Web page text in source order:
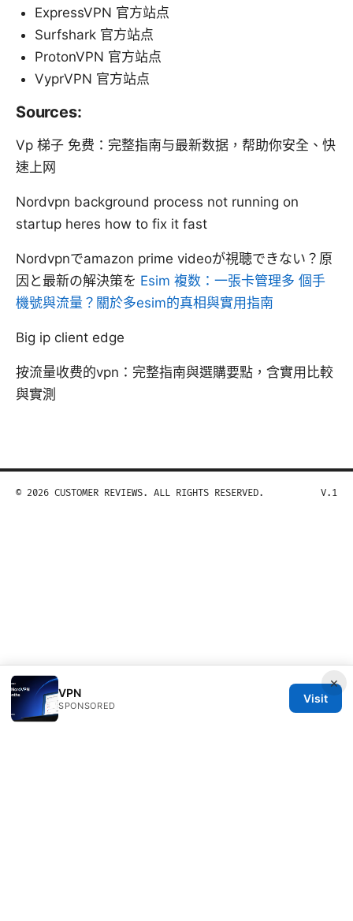
ExpressVPN 官方站点
Surfshark 官方站点
ProtonVPN 官方站点
VyprVPN 官方站点
Sources:
Vp 梯子 免费：完整指南与最新数据，帮助你安全、快
速上网
Nordvpn background process not running on
startup heres how to fix it fast
Nordvpnでamazon prime videoが視聴できない？原
因と最新の解決策を Esim 複数：一張卡管理多 個手
機號與流量？關於多esim的真相與實用指南
Big ip client edge
按流量收费的vpn：完整指南與選購要點，含實用比較
與實測
×
VPN
SPONSORED
Visit
© 2026 CUSTOMER REVIEWS. ALL RIGHTS RESERVED. V.1